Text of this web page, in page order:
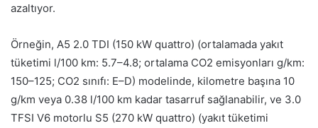
azaltıyor.
Örneğin, A5 2.0 TDI (150 kW quattro) (ortalamada yakıt
tüketimi l/100 km: 5.7–4.8; ortalama CO2 emisyonları g/km:
150–125; CO2 sınıfı: E–D) modelinde, kilometre başına 10
g/km veya 0.38 l/100 km kadar tasarruf sağlanabilir, ve 3.0
TFSI V6 motorlu S5 (270 kW quattro) (yakıt tüketimi